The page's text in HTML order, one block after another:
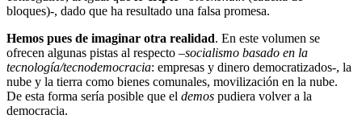
bloques)-, dado que ha resultado una falsa promesa.
Hemos pues de imaginar otra realidad. En este volumen se
ofrecen algunas pistas al respecto –socialismo basado en la
tecnología/tecnodemocracia: empresas y dinero democratizados-, la
nube y la tierra como bienes comunales, movilización en la nube.
De esta forma sería posible que el demos pudiera volver a la
democracia.